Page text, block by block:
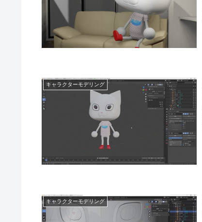
キャラクターモデリング
キャラクターモデリング